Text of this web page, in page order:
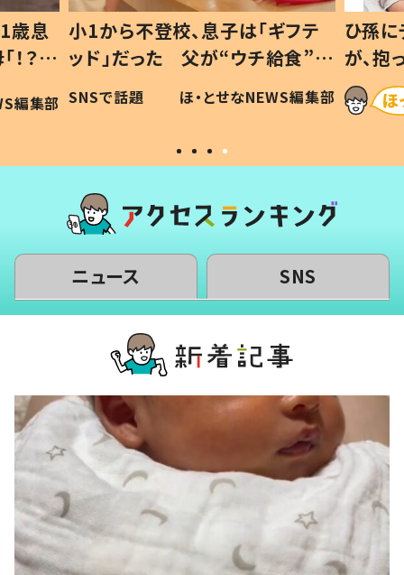
歳息
？」
編集部
小1から不登校、息子は「ギフテ
ッド」だった 父が“ウチ給食”を
作り続ける理由とは #令和の親
#令和の子
SNSで話題 ほ・とせなNEWS編集部
ひ孫
が、
「涙が
い」
ニュース SNS